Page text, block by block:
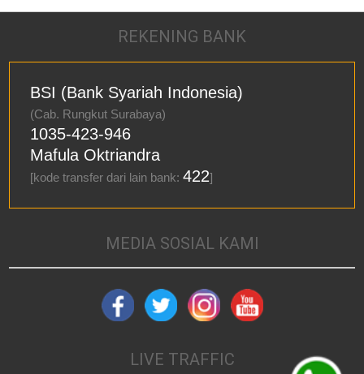
REKENING BANK
BSI (Bank Syariah Indonesia)
(Cab. Rungkut Surabaya)
1035-423-946
Mafula Oktriandra
[kode transfer dari lain bank:422]
MEDIA SOSIAL KAMI
LIVE TRAFFIC